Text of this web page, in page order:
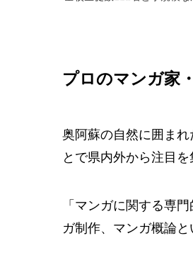
プロのマンガ家
奥阿蘇の自然に囲ま
とで県内外から注目を
「マンガに関する専
ガ制作、マンガ概論